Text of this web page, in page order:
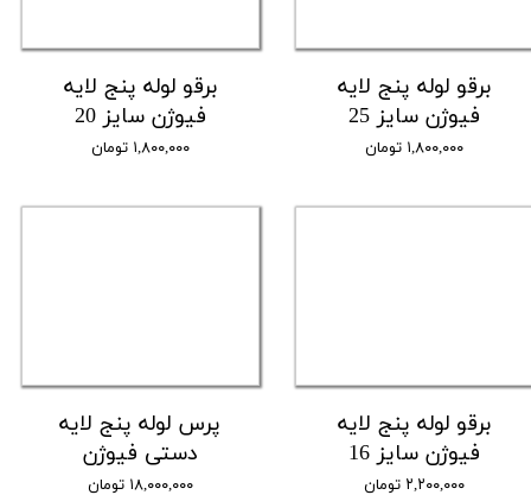
برقو لوله پنج لایه
فیوژن سایز 25
۱,۸۰۰,۰۰۰ تومان
برقو لوله پنج لایه
فیوژن سایز 20
۱,۸۰۰,۰۰۰ تومان
برقو لوله پنج لایه
فیوژن سایز 16
۲,۲۰۰,۰۰۰ تومان
پرس لوله پنج لایه
دستی فیوژن
۱۸,۰۰۰,۰۰۰ تومان